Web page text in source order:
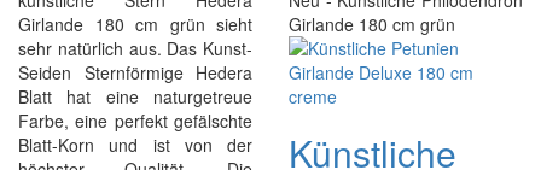
Girlande 180 cm grün sieht
sehr natürlich aus. Das Kunst-
Seiden Sternförmige Hedera
Blatt hat eine naturgetreue
Farbe, eine perfekt gefälschte
Blatt-Korn und ist von der
Girlande 180 cm grün
Künstliche